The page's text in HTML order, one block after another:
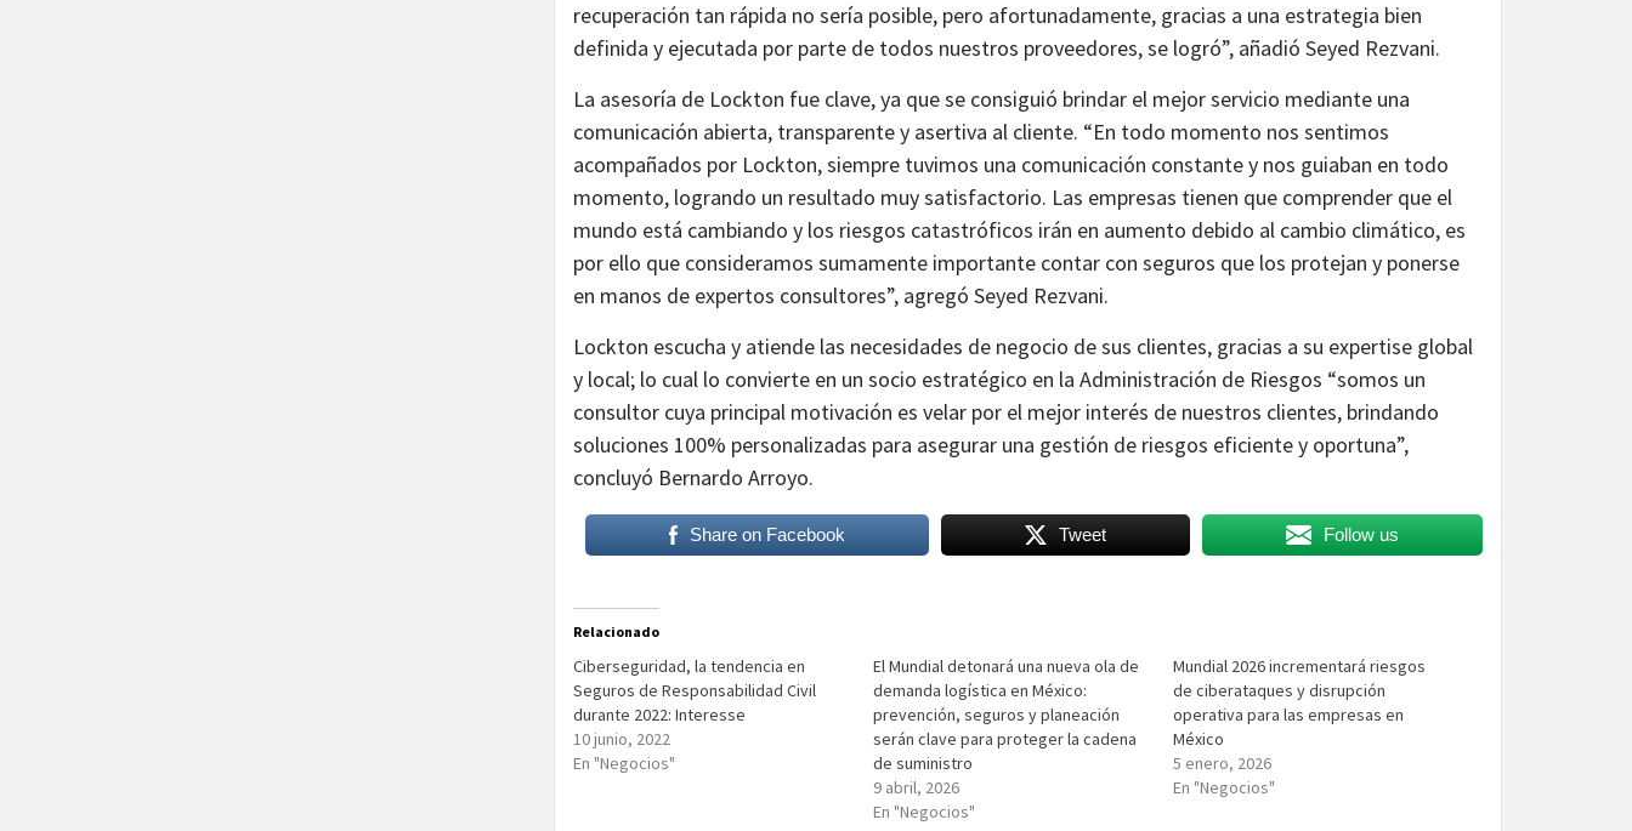
recuperación tan rápida no sería posible, pero afortunadamente, gracias a una estrategia bien
definida y ejecutada por parte de todos nuestros proveedores, se logró”, añadió Seyed Rezvani.
La asesoría de Lockton fue clave, ya que se consiguió brindar el mejor servicio mediante una
comunicación abierta, transparente y asertiva al cliente. “En todo momento nos sentimos
acompañados por Lockton, siempre tuvimos una comunicación constante y nos guiaban en todo
momento, logrando un resultado muy satisfactorio. Las empresas tienen que comprender que el
mundo está cambiando y los riesgos catastróficos irán en aumento debido al cambio climático, es
por ello que consideramos sumamente importante contar con seguros que los protejan y ponerse
en manos de expertos consultores”, agregó Seyed Rezvani.
Lockton escucha y atiende las necesidades de negocio de sus clientes, gracias a su expertise global
y local; lo cual lo convierte en un socio estratégico en la Administración de Riesgos “somos un
consultor cuya principal motivación es velar por el mejor interés de nuestros clientes, brindando
soluciones 100% personalizadas para asegurar una gestión de riesgos eficiente y oportuna”,
concluyó Bernardo Arroyo.
Share on Facebook Tweet Follow us
Relacionado
Ciberseguridad, la tendencia en
Seguros de Responsabilidad Civil
durante 2022: Interesse
10 junio, 2022
En "Negocios"
El Mundial detonará una nueva ola de
demanda logística en México:
prevención, seguros y planeación
serán clave para proteger la cadena
de suministro
9 abril, 2026
En "Negocios"
Mundial 2026 incrementará riesgos
de ciberataques y disrupción
operativa para las empresas en
México
5 enero, 2026
En "Negocios"